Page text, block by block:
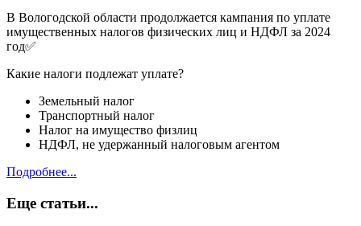
В Вологодской области продолжается кампания по уплате
имущественных налогов физических лиц и НДФЛ за 2024
год✅
Какие налоги подлежат уплате?
Земельный налог
Транспортный налог
Налог на имущество физлиц
НДФЛ, не удержанный налоговым агентом
Подробнее...
Еще статьи...